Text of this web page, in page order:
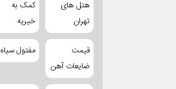
هتل های
تهران
کمک به
خیریه
قیمت
ضایعات آهن
مفتول سیاه